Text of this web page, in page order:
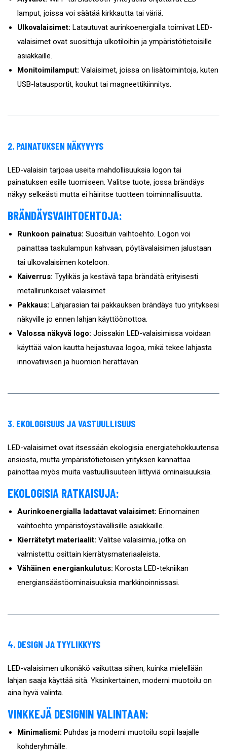
lamput, joissa voi säätää kirkkautta tai väriä.
Ulkovalaisimet: Latautuvat aurinkoenergialla toimivat LED-
valaisimet ovat suosittuja ulkotiloihin ja ympäristötietoisille
asiakkaille.
Monitoimilamput: Valaisimet, joissa on lisätoimintoja, kuten
USB-latausportit, koukut tai magneettikiinnitys.
2. PAINATUKSEN NÄKYVYYS
LED-valaisin tarjoaa useita mahdollisuuksia logon tai
painatuksen esille tuomiseen. Valitse tuote, jossa brändäys
näkyy selkeästi mutta ei häiritse tuotteen toiminnallisuutta.
BRÄNDÄYSVAIHTOEHTOJA:
Runkoon painatus: Suosituin vaihtoehto. Logon voi
painattaa taskulampun kahvaan, pöytävalaisimen jalustaan
tai ulkovalaisimen koteloon.
Kaiverrus: Tyylikäs ja kestävä tapa brändätä erityisesti
metallirunkoiset valaisimet.
Pakkaus: Lahjarasian tai pakkauksen brändäys tuo yrityksesi
näkyville jo ennen lahjan käyttöönottoa.
Valossa näkyvä logo: Joissakin LED-valaisimissa voidaan
käyttää valon kautta heijastuvaa logoa, mikä tekee lahjasta
innovatiivisen ja huomion herättävän.
3. EKOLOGISUUS JA VASTUULLISUUS
LED-valaisimet ovat itsessään ekologisia energiatehokkuutensa
ansiosta, mutta ympäristötietoisen yrityksen kannattaa
painottaa myös muita vastuullisuuteen liittyviä ominaisuuksia.
EKOLOGISIA RATKAISUJA:
Aurinkoenergialla ladattavat valaisimet: Erinomainen
vaihtoehto ympäristöystävällisille asiakkaille.
Kierrätetyt materiaalit: Valitse valaisimia, jotka on
valmistettu osittain kierrätysmateriaaleista.
Vähäinen energiankulutus: Korosta LED-tekniikan
energiansäästöominaisuuksia markkinoinnissasi.
4. DESIGN JA TYYLIKKYYS
LED-valaisimen ulkonäkö vaikuttaa siihen, kuinka mielellään
lahjan saaja käyttää sitä. Yksinkertainen, moderni muotoilu on
aina hyvä valinta.
VINKKEJÄ DESIGNIN VALINTAAN:
Minimalismi: Puhdas ja moderni muotoilu sopii laajalle
kohderyhmälle.